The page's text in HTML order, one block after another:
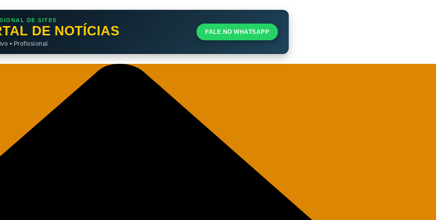
DE SITES
DE NOTÍCIAS
• Profissional
FALE NO WHATSAPP